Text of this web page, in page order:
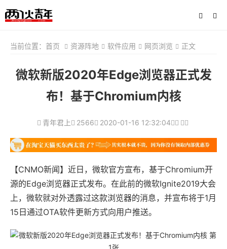
当前位置： 首页 资源阵地 软件应用 网页浏览 正文
微软新版2020年Edge浏览器正式发
布！基于Chromium内核
青年君上 2566 2020-01-16 12:32:04
【CNMO新闻】近日，微软官方宣布，基于Chromium开
源的Edge浏览器正式发布。在此前的微软Ignite2019大会
上，微软就对外透露过这款浏览器的消息，并宣布将于1月
15日通过OTA软件更新方式向用户推送。